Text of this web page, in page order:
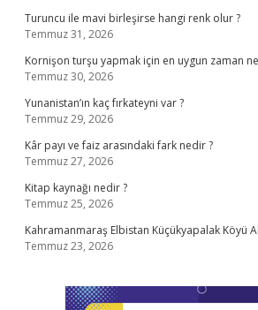
Turuncu ile mavi birleşirse hangi renk olur ?
Temmuz 31, 2026
Kornişon turşu yapmak için en uygun zaman
Temmuz 30, 2026
Yunanistan’ın kaç fırkateyni var ?
Temmuz 29, 2026
Kâr payı ve faiz arasındaki fark nedir ?
Temmuz 27, 2026
Kitap kaynağı nedir ?
Temmuz 25, 2026
Kahramanmaraş Elbistan Küçükyapalak Köyü
Temmuz 23, 2026